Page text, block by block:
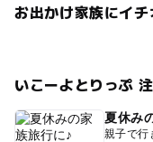
お出かけ家族にイ
いこーよとりっぷ
夏休み
親子で行